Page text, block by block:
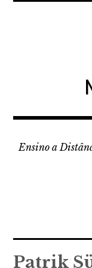
Ensino a
CDD
Patrik